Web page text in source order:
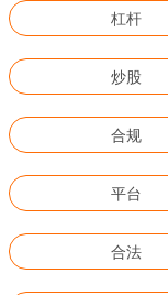
杠杆
炒股
合规
平台
合法